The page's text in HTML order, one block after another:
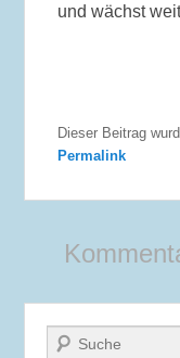
und wächst
Dieser Beitrag
Permalink
Suche